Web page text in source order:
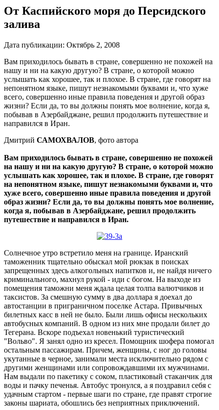
От Каспийского моря до Персидского
залива
Дата публикации: Октябрь 2, 2008
Вам приходилось бывать в стране, совершенно не похожей на
нашу и ни на какую другую? В стране, о которой можно
услышать как хорошее, так и плохое. В стране, где говорят на
непонятном языке, пишут незнакомыми буквами и, что хуже
всего, совершенно иные правила поведения и другой образ
жизни? Если да, то вы должны понять мое волнение, когда я,
побывав в Азербайджане, решил продолжить путешествие и
направился в Иран.
Дмитрий САМОХВАЛОВ, фото автора
Вам приходилось бывать в стране, совершенно не похожей
на нашу и ни на какую другую? В стране, о которой можно
услышать как хорошее, так и плохое. В стране, где говорят
на непонятном языке, пишут незнакомыми буквами и, что
хуже всего, совершенно иные правила поведения и другой
образ жизни? Если да, то вы должны понять мое волнение,
когда я, побывав в Азербайджане, решил продолжить
путешествие и направился в Иран.
Солнечное утро встретило меня на границе. Иранский
таможенник тщательно обыскал мой рюкзак в поисках
запрещенных здесь алкогольных напитков и, не найдя ничего
криминального, махнул рукой - иди с богом. На выходе из
помещения таможни меня ждала целая толпа валютчиков и
таксистов. За смешную сумму в два доллара я доехал до
автостанции в приграничном поселке Астара. Привычных
билетных касс в ней не было. Были лишь офисы нескольких
автобусных компаний. В одном из них мне продали билет до
Тегерана. Вскоре подъехал новенький туристический
"Вольво". Я занял одно из кресел. Помощник шофера помогал
остальным пассажирам. Причем, женщины, с ног до головы
укутанные в черное, занимали места исключительно рядом с
другими женщинами или сопровождавшими их мужчинами.
Нам выдали по пакетику с соком, пластиковый стаканчик для
воды и пачку печенья. Автобус тронулся, а я поздравил себя с
удачным стартом - первые шаги по стране, где правят строгие
законы шариата, обошлись без неприятных приключений.